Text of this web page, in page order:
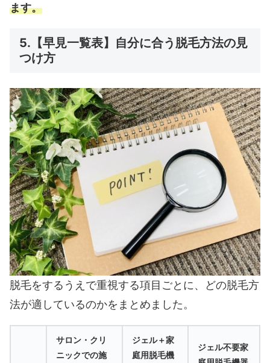
ます。
5.【早見一覧表】自分に合う脱毛方法の見
つけ方
脱毛をするうえで重視する項目ごとに、どの脱毛方
法が適しているのかをまとめました。
サロン・クリ
ニックでの施
ジェル＋家
庭用脱毛機
ジェル不要家